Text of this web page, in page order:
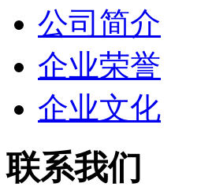
公司简介
企业荣誉
企业文化
联系我们